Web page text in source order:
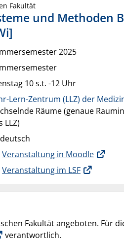
Fakultät
und Methoden
2025
10 s.t. -12 Uhr
Lern-Zentrum (LLZ) der
Räume (genaue
LLZ)
Veranstaltung in Moodle
Veranstaltung im LSF
Fakultät angeboten. Für
verantwortlich.